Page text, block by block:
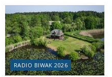
RADIO BIWAK 2026